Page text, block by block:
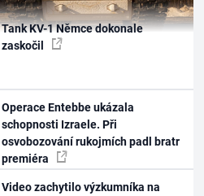
Tank KV-1 Němce dokonale
zaskočil
Operace Entebbe ukázala
schopnosti Izraele. Při
osvobozování rukojmích padl bratr
premiéra
Video zachytilo výzkumníka na